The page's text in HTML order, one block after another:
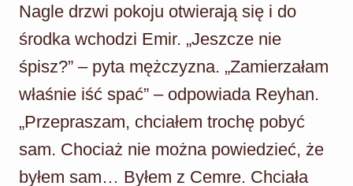
Nagle drzwi pokoju otwierają się i do
środka wchodzi Emir. „Jeszcze nie
śpisz?” – pyta mężczyzna. „Zamierzałam
właśnie iść spać” – odpowiada Reyhan.
„Przepraszam, chciałem trochę pobyć
sam. Chociaż nie można powiedzieć, że
byłem sam… Byłem z Cemre. Chciała